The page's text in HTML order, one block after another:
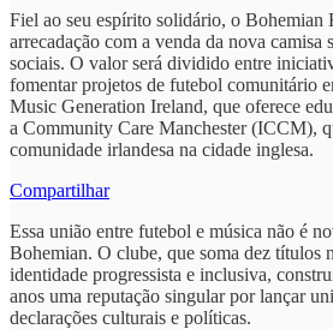
Fiel ao seu espírito solidário, o Bohemian
arrecadação com a venda da nova camisa
sociais. O valor será dividido entre
fomentar projetos de futebol comunitário
Music Generation Ireland, que oferece
a Community Care Manchester (ICCM),
comunidade irlandesa na cidade inglesa.
Compartilhar
Essa união entre futebol e música não é
Bohemian. O clube, que soma dez títulos
identidade progressista e inclusiva,
anos uma reputação singular por lançar
declarações culturais e políticas.